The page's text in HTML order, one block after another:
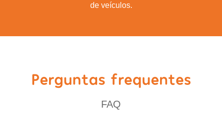
de veículos.
Perguntas frequentes
FAQ